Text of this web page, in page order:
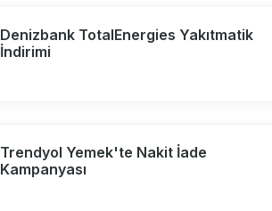
Denizbank TotalEnergies Yakıtmatik
İndirimi
Trendyol Yemek'te Nakit İade
Kampanyası